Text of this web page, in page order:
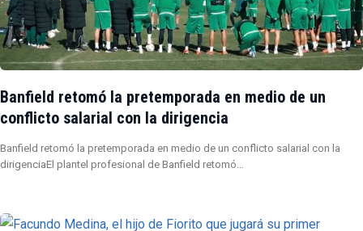
Banfield retomó la pretemporada en medio de un
conflicto salarial con la dirigencia
Banfield retomó la pretemporada en medio de un conflicto salarial con la
dirigenciaEl plantel profesional de Banfield retomó…